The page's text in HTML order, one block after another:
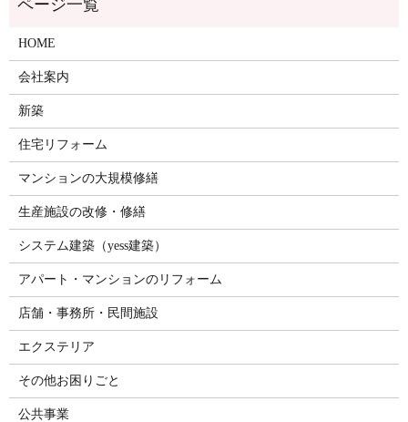
HOME
会社案内
新築
住宅リフォーム
マンションの大規模修繕
生産施設の改修・修繕
システム建築（yess建築）
アパート・マンションのリフォーム
店舗・事務所・民間施設
エクステリア
その他お困りごと
公共事業